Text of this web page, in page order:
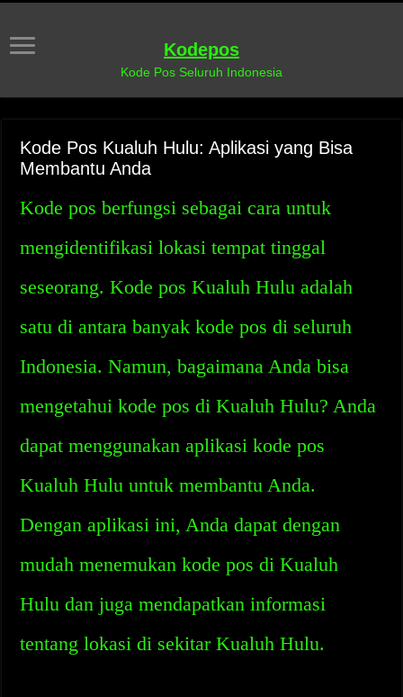
Kodepos
Kode Pos Seluruh Indonesia
Kode Pos Kualuh Hulu: Aplikasi yang Bisa
Membantu Anda
Kode pos berfungsi sebagai cara untuk
mengidentifikasi lokasi tempat tinggal
seseorang. Kode pos Kualuh Hulu adalah
satu di antara banyak kode pos di seluruh
Indonesia. Namun, bagaimana Anda bisa
mengetahui kode pos di Kualuh Hulu? Anda
dapat menggunakan aplikasi kode pos
Kualuh Hulu untuk membantu Anda.
Dengan aplikasi ini, Anda dapat dengan
mudah menemukan kode pos di Kualuh
Hulu dan juga mendapatkan informasi
tentang lokasi di sekitar Kualuh Hulu.